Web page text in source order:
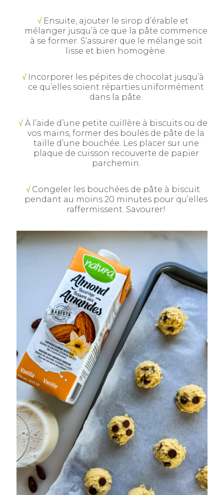
Ensuite, ajouter le sirop d’érable et
mélanger jusqu’à ce que la pâte commence
à se former. S’assurer que le mélange soit
lisse et bien homogène.
Incorporer les pépites de chocolat jusqu’à
ce qu’elles soient réparties uniformément
dans la pâte.
À l’aide d’une petite cuillère à biscuits ou de
vos mains, former des boules de pâte de la
taille d’une bouchée. Les placer sur une
plaque de cuisson recouverte de papier
parchemin.
Congeler les bouchées de pâte à biscuit
pendant au moins 20 minutes pour qu’elles
raffermissent. Savourer!